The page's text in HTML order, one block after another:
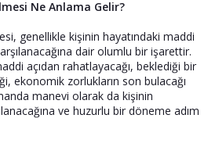
Ne Anlama Gelir?
genellikle kişinin hayatındaki maddi
dair olumlu bir işarettir.
açıdan rahatlayacağı, beklediği bir
ekonomik zorlukların son bulacağı
manevi olarak da kişinin
ve huzurlu bir döneme adım